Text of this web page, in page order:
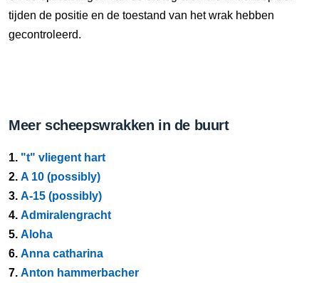
tijden de positie en de toestand van het wrak hebben
gecontroleerd.
Meer scheepswrakken in de buurt
1. "t" vliegent hart
2. A 10 (possibly)
3. A-15 (possibly)
4. Admiralengracht
5. Aloha
6. Anna catharina
7. Anton hammerbacher